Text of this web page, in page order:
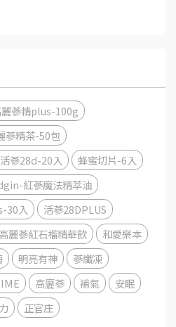
蔘精plus-100g
蔘精茶-50包
活蔘28d-20入
蜂蜜切片-6入
紅蔘魔法精萃油
30入
活蔘28DPLUS
高麗蔘紅石榴精華飲
和愛樂本
明亮有神
蔘纖凍
高廲蔘 補氣
安眠
正官庄